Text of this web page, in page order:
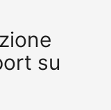
su